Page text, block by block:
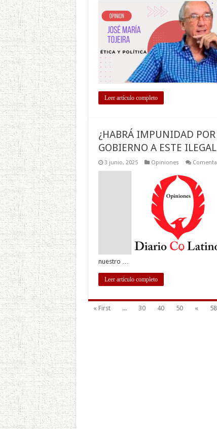
Leer artículo completo
¿HABRÁ IMPUNIDAD
GOBIERNO A ESTE
3 junio, 2025 Opiniones
nuestro …
Leer artículo completo
« First ... 30 40 50 « 58